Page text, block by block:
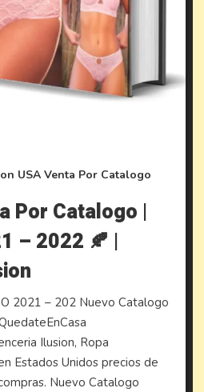
USA Venta Por Catalogo
Por Catalogo |
– 2022 🍂 |
2021 – 202 Nuevo Catalogo
Ilusion, Ropa
Estados Unidos precios de
Nuevo Catalogo